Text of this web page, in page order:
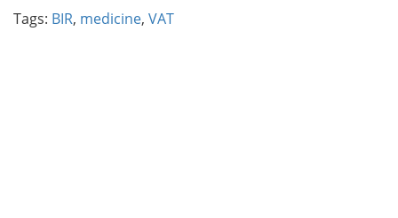
Tags: BIR, medicine, VAT